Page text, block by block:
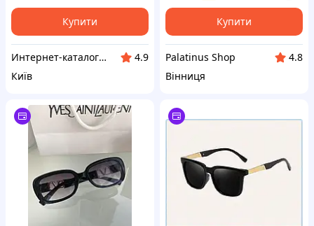
Купити
Интерн​ет-кат​а​л​ог ск​​и​до​к "GALANTI"
4.9
Київ
Купити
Palatinus Shop
4.8
Вінниця